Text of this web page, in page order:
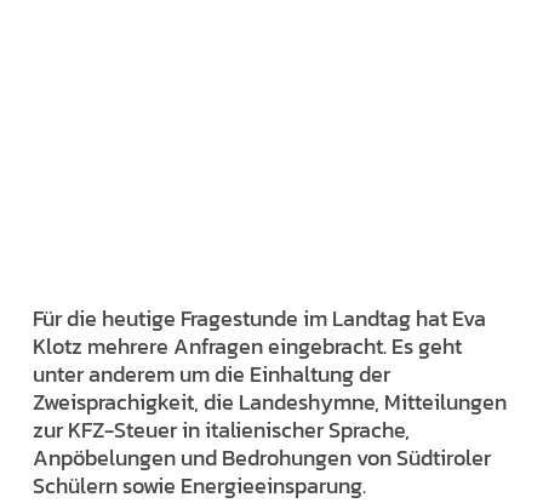
Für die heutige Fragestunde im Landtag hat Eva
Klotz mehrere Anfragen eingebracht. Es geht
unter anderem um die Einhaltung der
Zweisprachigkeit, die Landeshymne, Mitteilungen
zur KFZ-Steuer in italienischer Sprache,
Anpöbelungen und Bedrohungen von Südtiroler
Schülern sowie Energieeinsparung.